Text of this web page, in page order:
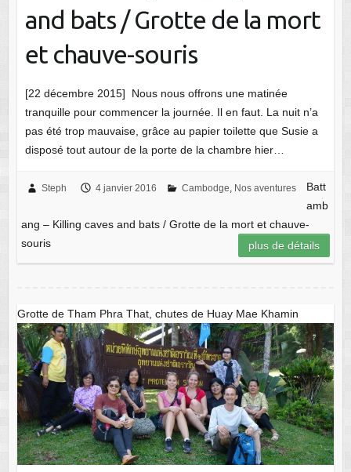
and bats / Grotte de la mort
et chauve-souris
[22 décembre 2015] Nous nous offrons une matinée
tranquille pour commencer la journée. Il en faut. La nuit n’a
pas été trop mauvaise, grâce au papier toilette que Susie a
disposé tout autour de la porte de la chambre hier…
Steph 4 janvier 2016 Cambodge, Nos aventures
Batt
amb
ang – Killing caves and bats / Grotte de la mort et chauve-
souris
plus de détails
Grotte de Tham Phra That, chutes de Huay Mae Khamin